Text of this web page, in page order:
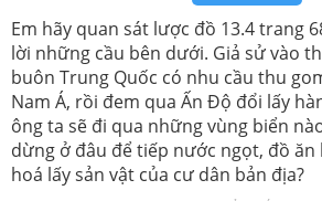
Em hãy quan sát lược đồ 13.4 trang
lời những cầu bên dưới. Giả sử vào
buôn Trung Quốc có nhu cầu thu
Nam Á, rồi đem qua Ấn Độ đổi lấy
ông ta sẽ đi qua những vùng biển
dừng ở đâu để tiếp nước ngọt, đồ
hoá lấy sản vật của cư dân bản địa?